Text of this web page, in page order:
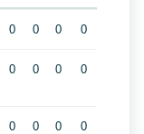
0 0 0 0
0 0 0 0
0 0 0 0